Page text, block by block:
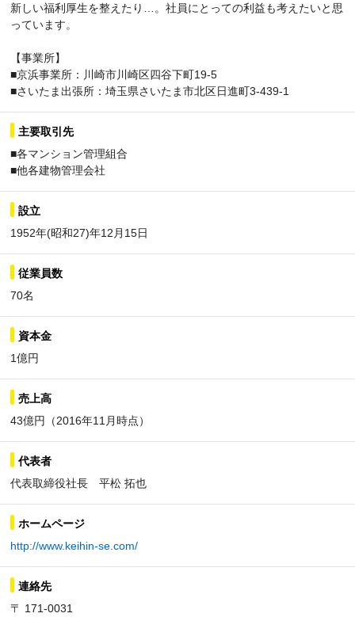
新しい福利厚生を整えたり…。社員にとっての利益も考えたいと思
っています。
【事業所】
■京浜事業所：川崎市川崎区四谷下町19-5
■さいたま出張所：埼玉県さいたま市北区日進町3-439-1
主要取引先
■各マンション管理組合
■他各建物管理会社
設立
1952年(昭和27)年12月15日
従業員数
70名
資本金
1億円
売上高
43億円（2016年11月時点）
代表者
代表取締役社長 平松 拓也
ホームページ
http://www.keihin-se.com/
連絡先
〒 171-0031